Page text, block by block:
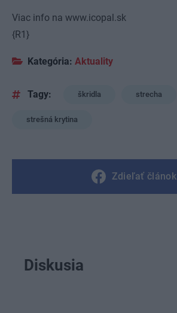
Viac info na www.icopal.sk
{R1}
Kategória: Aktuality
Tagy: škridla strecha
strešná krytina
Zdieľať článok
Diskusia